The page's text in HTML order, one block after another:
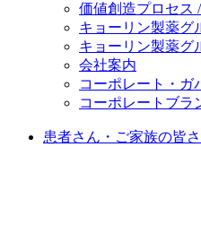
価値創造プロセス
キョーリン製薬グ
キョーリン製薬グ
会社案内
コーポレート・ガ
コーポレートブラ
患者さん・ご家族の皆さ